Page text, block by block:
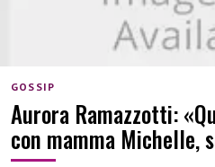
GOSSIP
Aurora Ramazzotti:
con mamma Michelle,